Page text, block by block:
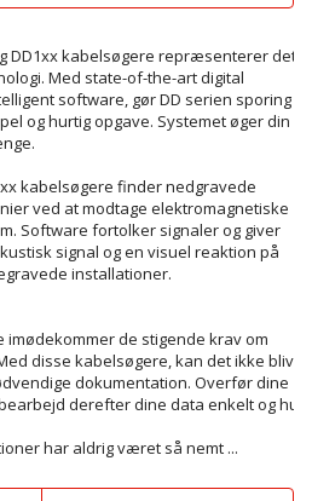
og DD1xx kabelsøgere repræsenterer det
Med state-of-the-art digital
software, gør DD serien sporing af
og hurtig opgave. Systemet øger din
kabelsøgere findernedgravede
ved at modtage elektromagnetiske
. Software fortolker signaler og giver
signal ogen visuel reaktion på
installationer.
imødekommer de stigende krav om
disse kabelsøgere, kan det ikke blive
dokumentation. Overfør dine
derefter dine data enkelt og
har aldrig været så nemt ...